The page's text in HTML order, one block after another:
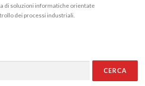
di soluzioni informatiche orientate
dei processi industriali.